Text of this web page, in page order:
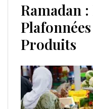
Ramadan
Produits